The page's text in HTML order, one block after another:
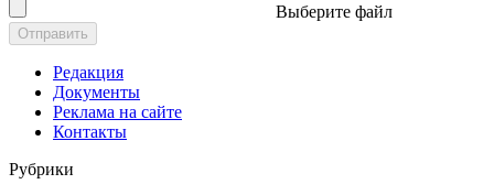
Выберите файл
Отправить
Редакция
Документы
Реклама на сайте
Контакты
Рубрики